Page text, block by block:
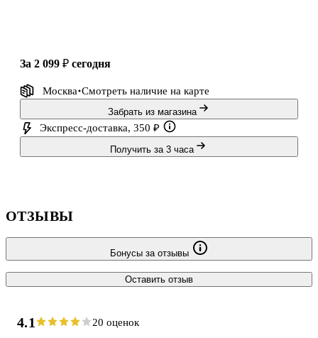
за 2 099 ₽ сегодня
Москва Смотреть наличие на карте
Забрать из магазина
Экспресс-доставка, 350 ₽
Получить за 3 часа
ОТЗЫВЫ
Бонусы за отзывы
Оставить отзыв
4.1 20 оценок